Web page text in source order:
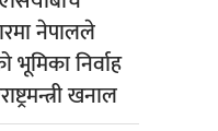
नेपालले
निर्वाह
खनाल